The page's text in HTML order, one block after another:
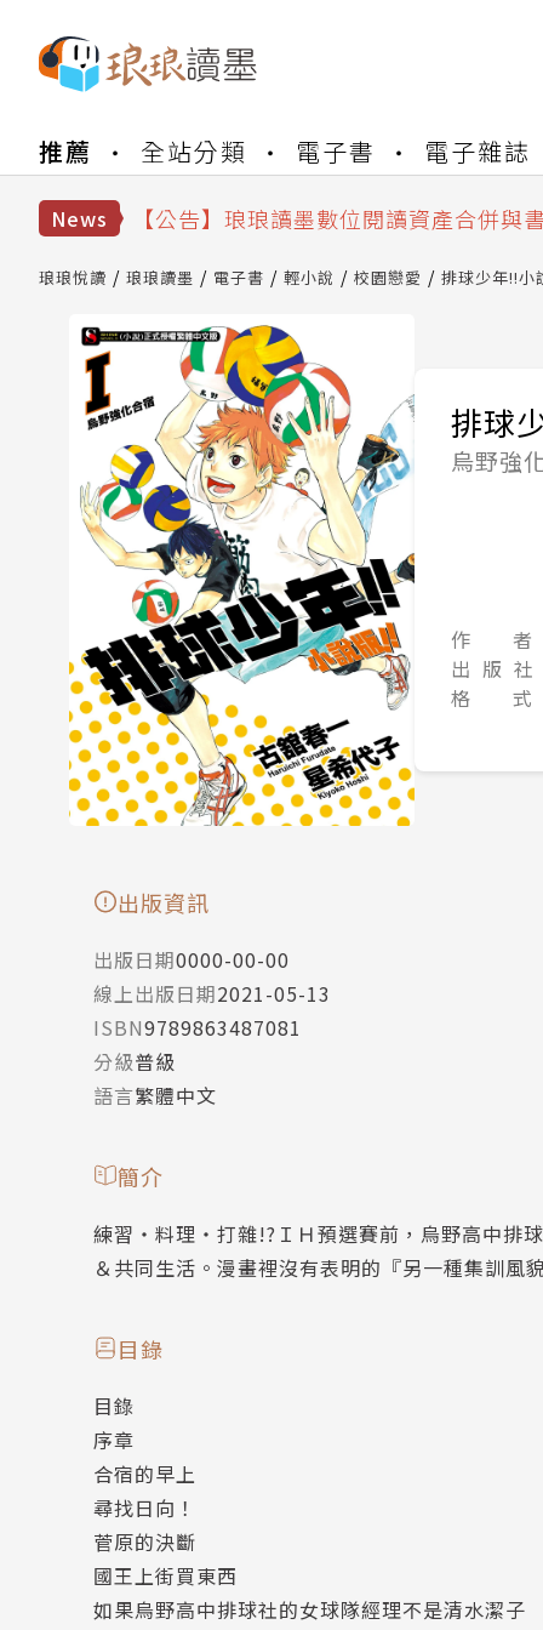
推薦 全站分類 電子書 電子雜誌
News
【公告】8/10、8/13 行動網路降速演
【公告】琅琅讀墨書櫃開通常見問題
【公告】琅琅書店服務升級重要說明及
琅琅悅讀 琅琅讀墨 電子書 輕小說 校園戀愛 排球少年!!小
排球
烏野強
作 者
出 版 社
格 式
出版資訊
出版日期0000-00-00
線上出版日期2021-05-13
ISBN9789863487081
分級普級
語言繁體中文
簡介
練習‧料理‧打雜!?ＩＨ預選賽前，烏野高中排
＆共同生活。漫畫裡沒有表明的『另一種集訓風
目錄
目錄
序章
合宿的早上
尋找日向！
菅原的決斷
國王上街買東西
如果烏野高中排球社的女球隊經理不是清水潔子